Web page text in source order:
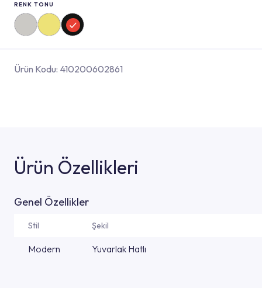
RENK TONU
Ürün Kodu: 410200602861
Ürün Özellikleri
Genel Özellikler
Stil Şekil
Modern Yuvarlak Hatlı